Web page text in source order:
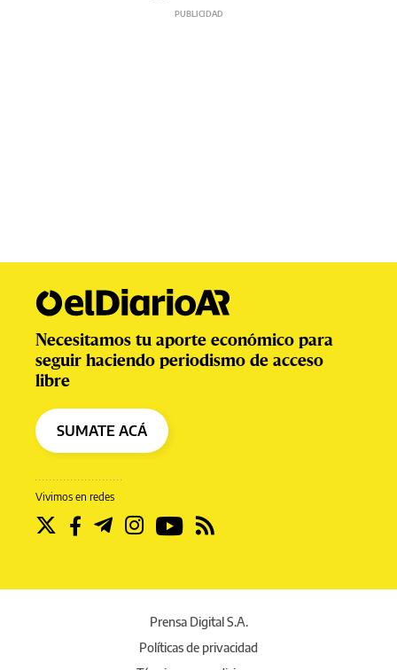
Vivimos en redes
Necesitamos tu aporte económico para
seguir haciendo periodismo de acceso
libre
SUMATE ACÁ
Prensa Digital S.A.
Políticas de privacidad